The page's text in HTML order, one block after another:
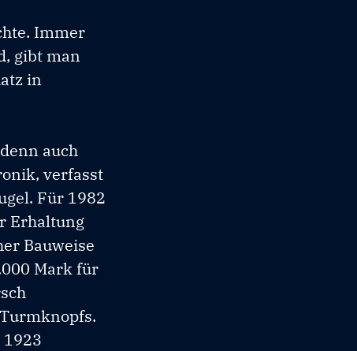
Immer
gibt man
in
auch
verfasst
Für 1982
Erhaltung
Bauweise
Mark für